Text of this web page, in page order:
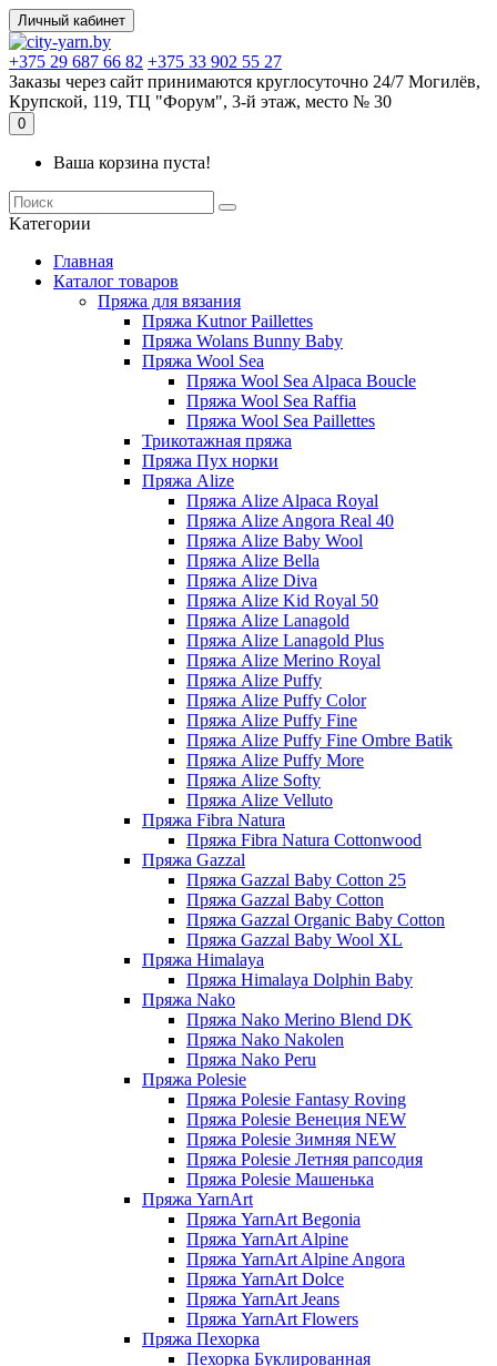
Личный кабинет
+375 29 687 66 82 +375 33 902 55 27
Заказы через сайт принимаются круглосуточно 24/7 Могилёв,
Крупской, 119, ТЦ "Форум", 3-й этаж, место № 30
0
Ваша корзина пуста!
Kатегории
Главная
Каталог товаров
Пряжа для вязания
Пряжа Kutnor Paillettes
Пряжа Wolans Bunny Baby
Пряжа Wool Sea
Пряжа Wool Sea Alpaca Boucle
Пряжа Wool Sea Raffia
Пряжа Wool Sea Paillettes
Трикотажная пряжа
Пряжа Пух норки
Пряжа Alize
Пряжа Alize Alpaca Royal
Пряжа Alize Angora Real 40
Пряжа Alize Baby Wool
Пряжа Alize Bella
Пряжа Alize Diva
Пряжа Alize Kid Royal 50
Пряжа Alize Lanagold
Пряжа Alize Lanagold Plus
Пряжа Alize Merino Royal
Пряжа Alize Puffy
Пряжа Alize Puffy Color
Пряжа Alize Puffy Fine
Пряжа Alize Puffy Fine Ombre Batik
Пряжа Alize Puffy More
Пряжа Alize Softy
Пряжа Alize Velluto
Пряжа Fibra Natura
Пряжа Fibra Natura Cottonwood
Пряжа Gazzal
Пряжа Gazzal Baby Cotton 25
Пряжа Gazzal Baby Cotton
Пряжа Gazzal Organic Baby Cotton
Пряжа Gazzal Baby Wool XL
Пряжа Himalaya
Пряжа Himalaya Dolphin Baby
Пряжа Nako
Пряжа Nako Merino Blend DK
Пряжа Nako Nakolen
Пряжа Nako Peru
Пряжа Polesie
Пряжа Polesie Fantasy Roving
Пряжа Polesie Венеция NEW
Пряжа Polesie Зимняя NEW
Пряжа Polesie Летняя рапсодия
Пряжа Polesie Машенька
Пряжа YarnArt
Пряжа YarnArt Begonia
Пряжа YarnArt Alpine
Пряжа YarnArt Alpine Angora
Пряжа YarnArt Dolce
Пряжа YarnArt Jeans
Пряжа YarnArt Flowers
Пряжа Пехорка
Пехорка Буклированная